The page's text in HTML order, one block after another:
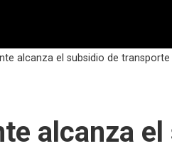
alcanza el subsidio de
alcanza